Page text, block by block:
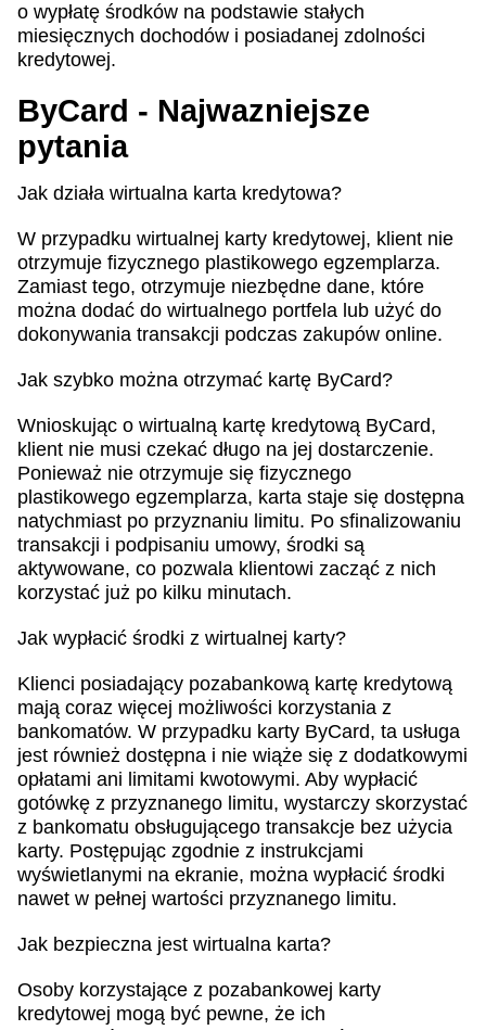
o wypłatę środków na podstawie stałych
miesięcznych dochodów i posiadanej zdolności
kredytowej.
ByCard - Najwazniejsze
pytania
Jak działa wirtualna karta kredytowa?
W przypadku wirtualnej karty kredytowej, klient nie
otrzymuje fizycznego plastikowego egzemplarza.
Zamiast tego, otrzymuje niezbędne dane, które
można dodać do wirtualnego portfela lub użyć do
dokonywania transakcji podczas zakupów online.
Jak szybko można otrzymać kartę ByCard?
Wnioskując o wirtualną kartę kredytową ByCard,
klient nie musi czekać długo na jej dostarczenie.
Ponieważ nie otrzymuje się fizycznego
plastikowego egzemplarza, karta staje się dostępna
natychmiast po przyznaniu limitu. Po sfinalizowaniu
transakcji i podpisaniu umowy, środki są
aktywowane, co pozwala klientowi zacząć z nich
korzystać już po kilku minutach.
Jak wypłacić środki z wirtualnej karty?
Klienci posiadający pozabankową kartę kredytową
mają coraz więcej możliwości korzystania z
bankomatów. W przypadku karty ByCard, ta usługa
jest również dostępna i nie wiąże się z dodatkowymi
opłatami ani limitami kwotowymi. Aby wypłacić
gotówkę z przyznanego limitu, wystarczy skorzystać
z bankomatu obsługującego transakcje bez użycia
karty. Postępując zgodnie z instrukcjami
wyświetlanymi na ekranie, można wypłacić środki
nawet w pełnej wartości przyznanego limitu.
Jak bezpieczna jest wirtualna karta?
Osoby korzystające z pozabankowej karty
kredytowej mogą być pewne, że ich